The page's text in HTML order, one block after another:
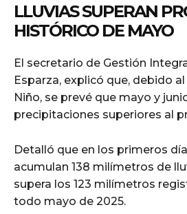
LLUVIAS SUPERAN
HISTÓRICO DE MAYO
El secretario de Gestión
Esparza, explicó que, debido
Niño, se prevé que mayo y
precipitaciones superiores al
Detalló que en los primeros
acumulan 138 milímetros de
supera los 123 milímetros
todo mayo de 2025.